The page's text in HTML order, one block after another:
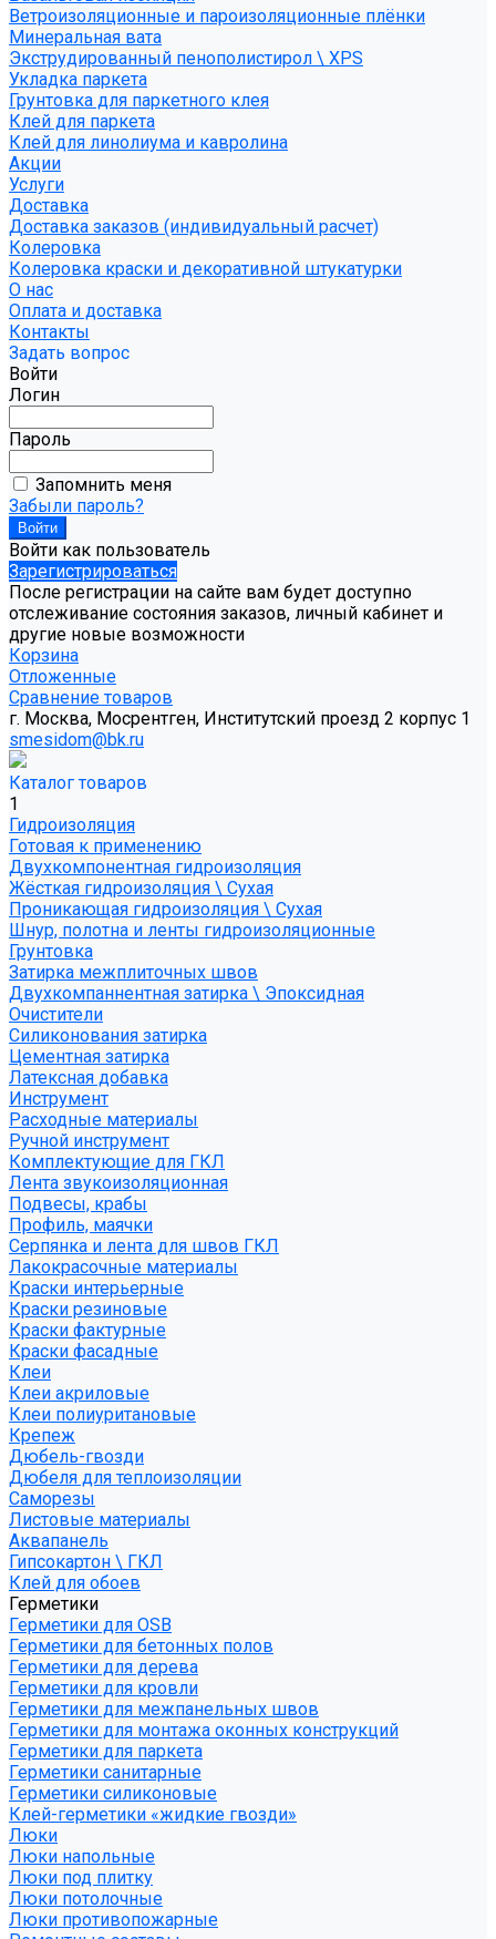
Ветроизоляционные и пароизоляционные плёнки
Минеральная вата
Экструдированный пенополистирол \ XPS
Укладка паркета
Грунтовка для паркетного клея
Клей для паркета
Клей для линолиума и кавролина
Акции
Услуги
Доставка
Доставка заказов (индивидуальный расчет)
Колеровка
Колеровка краски и декоративной штукатурки
О нас
Оплата и доставка
Контакты
Задать вопрос
Войти
Логин
Пароль
Запомнить меня
Забыли пароль?
Войти как пользователь
Зарегистрироваться
После регистрации на сайте вам будет доступно
отслеживание состояния заказов, личный кабинет и
другие новые возможности
Корзина
Отложенные
Сравнение товаров
г. Москва, Мосрентген, Институтский проезд 2 корпус 1
smesidom@bk.ru
Каталог товаров
1
Гидроизоляция
Готовая к применению
Двухкомпонентная гидроизоляция
Жёсткая гидроизоляция \ Сухая
Проникающая гидроизоляция \ Сухая
Шнур, полотна и ленты гидроизоляционные
Грунтовка
Затирка межплиточных швов
Двухкомпаннентная затирка \ Эпоксидная
Очистители
Силиконования затирка
Цементная затирка
Латексная добавка
Инструмент
Расходные материалы
Ручной инструмент
Комплектующие для ГКЛ
Лента звукоизоляционная
Подвесы, крабы
Профиль, маячки
Серпянка и лента для швов ГКЛ
Лакокрасочные материалы
Краски интерьерные
Краски резиновые
Краски фактурные
Краски фасадные
Клеи
Клеи акриловые
Клеи полиуритановые
Крепеж
Дюбель-гвозди
Дюбеля для теплоизоляции
Саморезы
Листовые материалы
Аквапанель
Гипсокартон \ ГКЛ
Клей для обоев
Герметики
Герметики для OSB
Герметики для бетонных полов
Герметики для дерева
Герметики для кровли
Герметики для межпанельных швов
Герметики для монтажа оконных конструкций
Герметики для паркета
Герметики санитарные
Герметики силиконовые
Клей-герметики «жидкие гвозди»
Люки
Люки напольные
Люки под плитку
Люки потолочные
Люки противопожарные